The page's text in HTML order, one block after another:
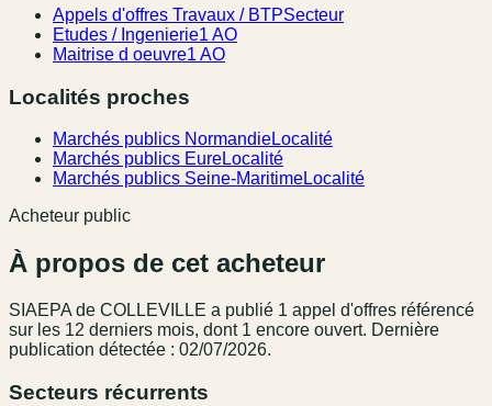
Appels d'offres Travaux / BTPSecteur
Etudes / Ingenierie1 AO
Maitrise d oeuvre1 AO
Localités proches
Marchés publics NormandieLocalité
Marchés publics EureLocalité
Marchés publics Seine-MaritimeLocalité
Acheteur public
À propos de cet acheteur
SIAEPA de COLLEVILLE a publié 1 appel d'offres référencé
sur les 12 derniers mois, dont 1 encore ouvert. Dernière
publication détectée : 02/07/2026.
Secteurs récurrents